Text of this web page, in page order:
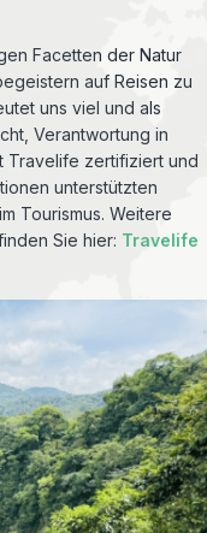
Facetten der Natur
auf Reisen zu
uns viel und als
Verantwortung in
Travelife zertifiziert und
unterstützten
Tourismus. Weitere
Sie hier: Travelife